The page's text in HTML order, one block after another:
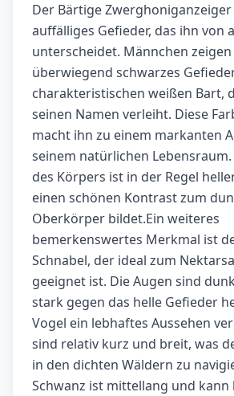
Der Bärtige
auffälliges Gefieder, das ihn von
unterscheidet. Männchen zeigen
überwiegend schwarzes
charakteristischen weißen Bart,
seinen Namen verleiht. Diese
macht ihn zu einem markanten
seinem natürlichen
des Körpers ist in der Regel
einen schönen Kontrast zum
Oberkörper bildet.Ein weiteres
bemerkenswertes Merkmal ist
Schnabel, der ideal zum
geeignet ist. Die Augen sind
stark gegen das helle Gefieder
Vogel ein lebhaftes Aussehen
sind relativ kurz und breit, was
in den dichten Wäldern zu
Schwanz ist mittellang und kann